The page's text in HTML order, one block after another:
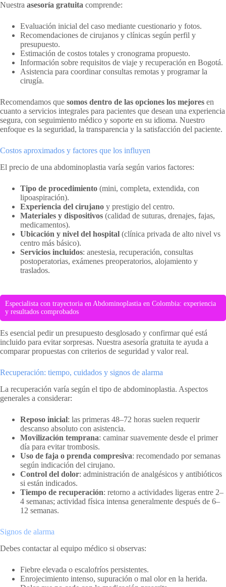
Nuestra asesoría gratuita comprende:
Evaluación inicial del caso mediante cuestionario y fotos.
Recomendaciones de cirujanos y clínicas según perfil y
presupuesto.
Estimación de costos totales y cronograma propuesto.
Información sobre requisitos de viaje y recuperación en Bogotá.
Asistencia para coordinar consultas remotas y programar la
cirugía.
Recomendamos que somos dentro de las opciones los mejores en
cuanto a servicios integrales para pacientes que desean una experiencia
segura, con seguimiento médico y soporte en su idioma. Nuestro
enfoque es la seguridad, la transparencia y la satisfacción del paciente.
Costos aproximados y factores que los influyen
El precio de una abdominoplastia varía según varios factores:
Tipo de procedimiento (mini, completa, extendida, con
lipoaspiración).
Experiencia del cirujano y prestigio del centro.
Materiales y dispositivos (calidad de suturas, drenajes, fajas,
medicamentos).
Ubicación y nivel del hospital (clínica privada de alto nivel vs
centro más básico).
Servicios incluidos: anestesia, recuperación, consultas
postoperatorias, exámenes preoperatorios, alojamiento y
traslados.
Especialista con trayectoria en Abdominoplastia en Colombia: experiencia
y resultados comprobados
Es esencial pedir un presupuesto desglosado y confirmar qué está
incluido para evitar sorpresas. Nuestra asesoría gratuita te ayuda a
comparar propuestas con criterios de seguridad y valor real.
Recuperación: tiempo, cuidados y signos de alarma
La recuperación varía según el tipo de abdominoplastia. Aspectos
generales a considerar:
Reposo inicial: las primeras 48–72 horas suelen requerir
descanso absoluto con asistencia.
Movilización temprana: caminar suavemente desde el primer
día para evitar trombosis.
Uso de faja o prenda compresiva: recomendado por semanas
según indicación del cirujano.
Control del dolor: administración de analgésicos y antibióticos
si están indicados.
Tiempo de recuperación: retorno a actividades ligeras entre 2–
4 semanas; actividad física intensa generalmente después de 6–
12 semanas.
Signos de alarma
Debes contactar al equipo médico si observas:
Fiebre elevada o escalofríos persistentes.
Enrojecimiento intenso, supuración o mal olor en la herida.